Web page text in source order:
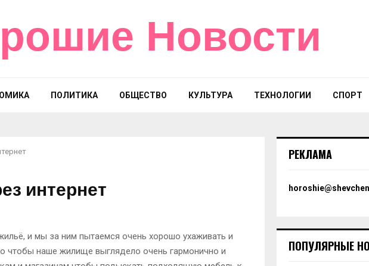
Новости
ПОЛИТИКА ОБЩЕСТВО КУЛЬТУРА ТЕХНОЛОГИИ СПОРТ
интернет
и мы за ним пытаемся очень хорошо ухаживать и
чтобы наше жилище выглядело очень гармонично и
РЕКЛАМА
ПОПУЛЯРНЫЕ